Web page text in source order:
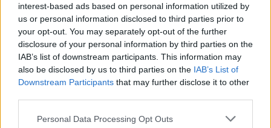
interest-based ads based on personal information utilized by
us or personal information disclosed to third parties prior to
your opt-out. You may separately opt-out of the further
disclosure of your personal information by third parties on the
IAB’s list of downstream participants. This information may
also be disclosed by us to third parties on the IAB’s List of
Downstream Participants that may further disclose it to other
Please note that this website/app uses one or more Google
Personal Data Processing Opt Outs
TOVÁBBRA IS KRITIKUS NAPOK ELÉ NÉZ AZ ORSZÁG
Átfogó energetikai fejlesztési programot fogadott el a
kormány.
Szólj hozzá!